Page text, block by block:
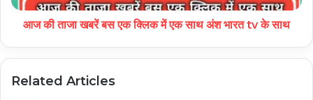
आज की ताजा खबरें बस एक क्लिक में एक साथ अंश भारत tv के साथ
Related Articles